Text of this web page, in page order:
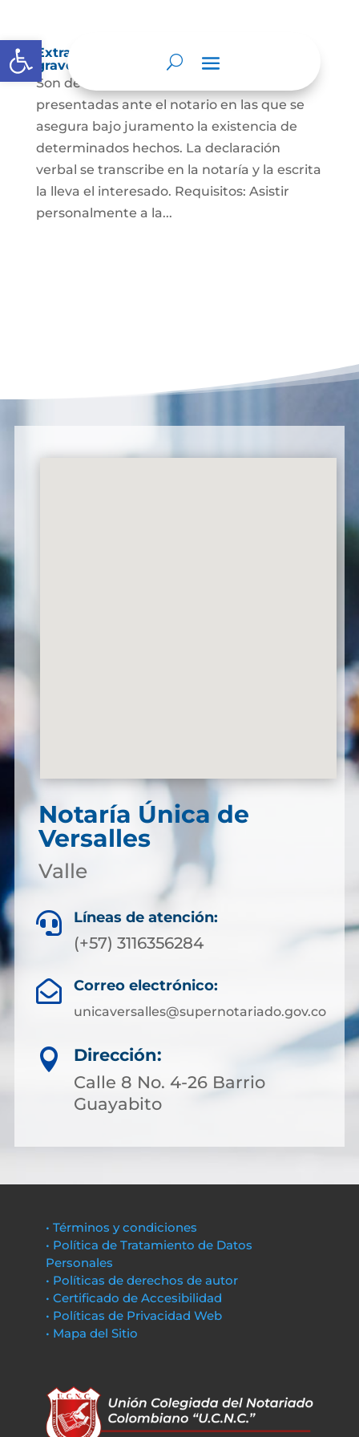
Abrir barra de herramientas
Extra-proceso o declaración bajo la
gravedad de juramento
Son declaraciones verbales o escritas
presentadas ante el notario en las que se
asegura bajo juramento la existencia de
determinados hechos. La declaración
verbal se transcribe en la notaría y la escrita
la lleva el interesado. Requisitos: Asistir
personalmente a la...
Notaría Única de
Versalles
Valle
 Líneas de atención:
(+57) 3116356284
 Correo electrónico:
unicaversalles@supernotariado.gov.co

Dirección:
Calle 8 No. 4-26 Barrio
Guayabito
• Términos y condiciones
• Política de Tratamiento de Datos
Personales
• Políticas de derechos de autor
• Certificado de Accesibilidad
• Políticas de Privacidad Web
• Mapa del Sitio